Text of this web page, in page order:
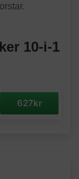
10-i-1
627kr